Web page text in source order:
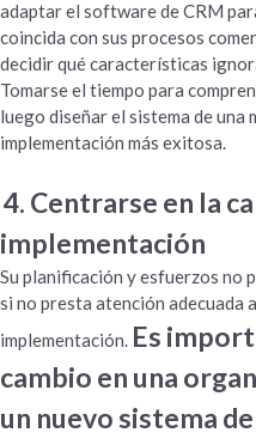
adaptar el software de CRM
coincida con sus procesos
decidir qué características
Tomarse el tiempo para
luego diseñar el sistema de una
implementación más exitosa.
4. Centrarse en la
implementación
Su planificación y esfuerzos no
si no presta atención adecuada
implementación. Es
cambio en una
un nuevo sistema